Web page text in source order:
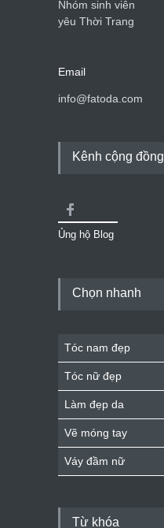
Nhóm sinh viên
yêu Thời Trang
Email
info@fatoda.com
Kênh cộng đồng
Ủng hộ Blog
Chọn nhanh
Tóc nam đẹp
Tóc nữ đẹp
Làm đẹp da
Vẽ móng tay
Váy đầm nữ
Từ khóa